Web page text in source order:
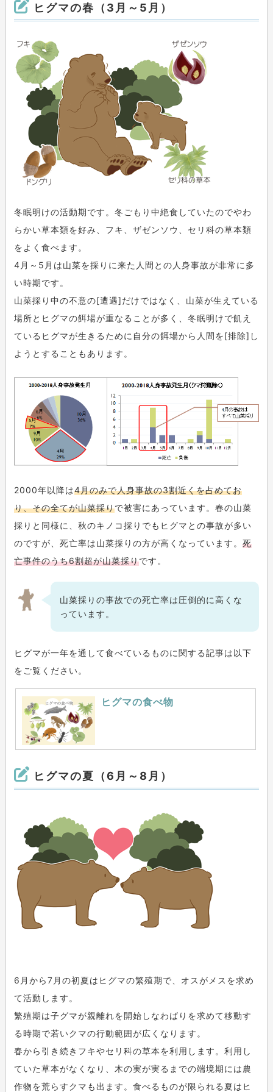
ヒグマの春（3月～5月）
冬眠明けの活動期です。冬ごもり中絶食していたのでやわ
らかい草本類を好み、フキ、ザゼンソウ、セリ科の草本類
をよく食べます。
4月～5月は山菜を採りに来た人間との人身事故が非常に多
い時期です。
山菜採り中の不意の[遭遇]だけではなく、山菜が生えている
場所とヒグマの餌場が重なることが多く、冬眠明けで飢え
ているヒグマが生きるために自分の餌場から人間を[排除]し
ようとすることもあります。
2000年以降は4月のみで人身事故の3割近くを占めてお
り、その全てが山菜採りで被害にあっています。春の山菜
採りと同様に、秋のキノコ採りでもヒグマとの事故が多い
のですが、死亡率は山菜採りの方が高くなっています。 死
亡事件のうち6割超が山菜採りです。
山菜採りの事故での死亡率は圧倒的に高くな
っています。
ヒグマが一年を通して食べているものに関する記事は以下
をご覧ください。
ヒグマの食べ物
ヒグマの夏（6月～8月）
6月から7月の初夏はヒグマの繁殖期で、オスがメスを求め
て活動します。
繁殖期は子グマが親離れを開始しなわばりを求めて移動す
る時期で若いクマの行動範囲が広くなります。
春から引き続きフキやセリ科の草本を利用します。利用し
ていた草本がなくなり、木の実が実るまでの端境期には農
作物を荒らすクマも出ます。食べるものが限られる夏はヒ